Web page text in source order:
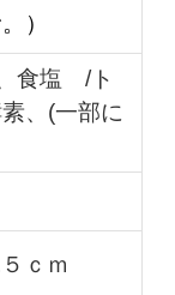
）
食塩 /ト
、(一部に
ｃｍ